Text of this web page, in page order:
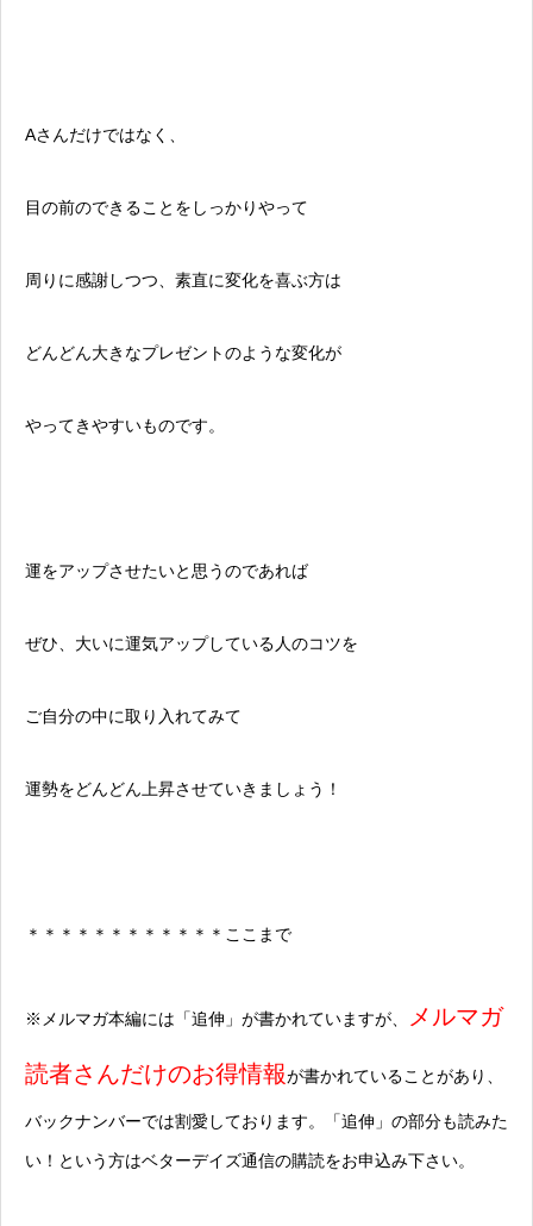
Aさんだけではなく、
目の前のできることをしっかりやって
周りに感謝しつつ、素直に変化を喜ぶ方は
どんどん大きなプレゼントのような変化が
やってきやすいものです。
運をアップさせたいと思うのであれば
ぜひ、大いに運気アップしている人のコツを
ご自分の中に取り入れてみて
運勢をどんどん上昇させていきましょう！
＊＊＊＊＊＊＊＊＊＊＊＊ここまで
※メルマガ本編には「追伸」が書かれていますが、 メルマガ
読者さんだけのお得情報が書かれていることがあり、
バックナンバーでは割愛しております。「追伸」の部分も読みた
い！という方はベターデイズ通信の購読をお申込み下さい。